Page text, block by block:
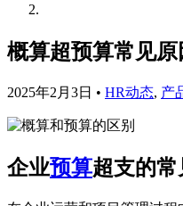
概算超预算常见
2025年2月3日 • HR动态, 产
企业预算超支的